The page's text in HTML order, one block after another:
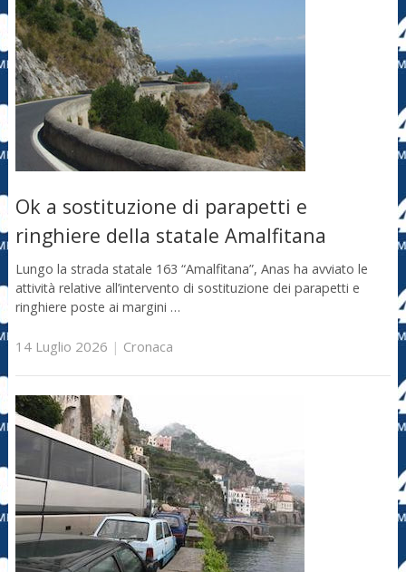
Ok a sostituzione di parapetti e
ringhiere della statale Amalfitana
Lungo la strada statale 163 “Amalfitana”, Anas ha avviato le
attività relative all’intervento di sostituzione dei parapetti e
ringhiere poste ai margini …
14 Luglio 2026 | Cronaca